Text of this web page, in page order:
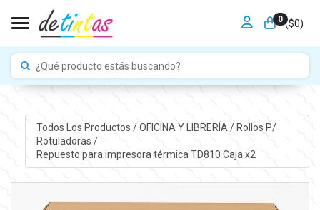
0 ($0)
Toggle navigation
Todos Los Productos /OFICINA Y LIBRERÍA / Rollos P/
Rotuladoras /
Repuesto para impresora térmica TD810 Caja x2